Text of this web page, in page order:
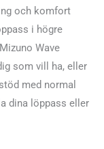
och komfort
i högre
Wave
som vill ha, eller
med normal
dina löppass eller